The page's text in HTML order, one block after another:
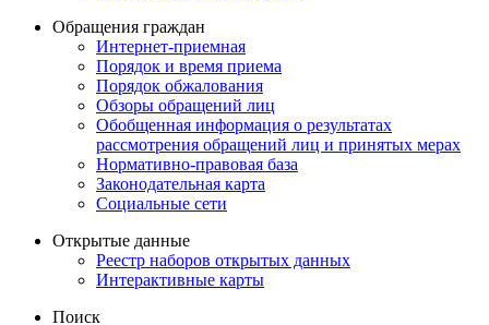
Обращения граждан
Интернет-приемная
Порядок и время приема
Порядок обжалования
Обзоры обращений лиц
Обобщенная информация о результатах
рассмотрения обращений лиц и принятых мерах
Нормативно-правовая база
Законодательная карта
Социальные сети
Открытые данные
Реестр наборов открытых данных
Интерактивные карты
Поиск